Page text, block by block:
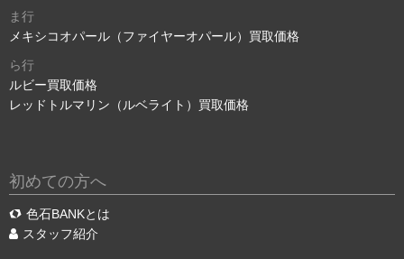
ま行
メキシコオパール（ファイヤーオパール）買取価格
ら行
ルビー買取価格
レッドトルマリン（ルベライト）買取価格
初めての方へ
色石BANKとは
スタッフ紹介